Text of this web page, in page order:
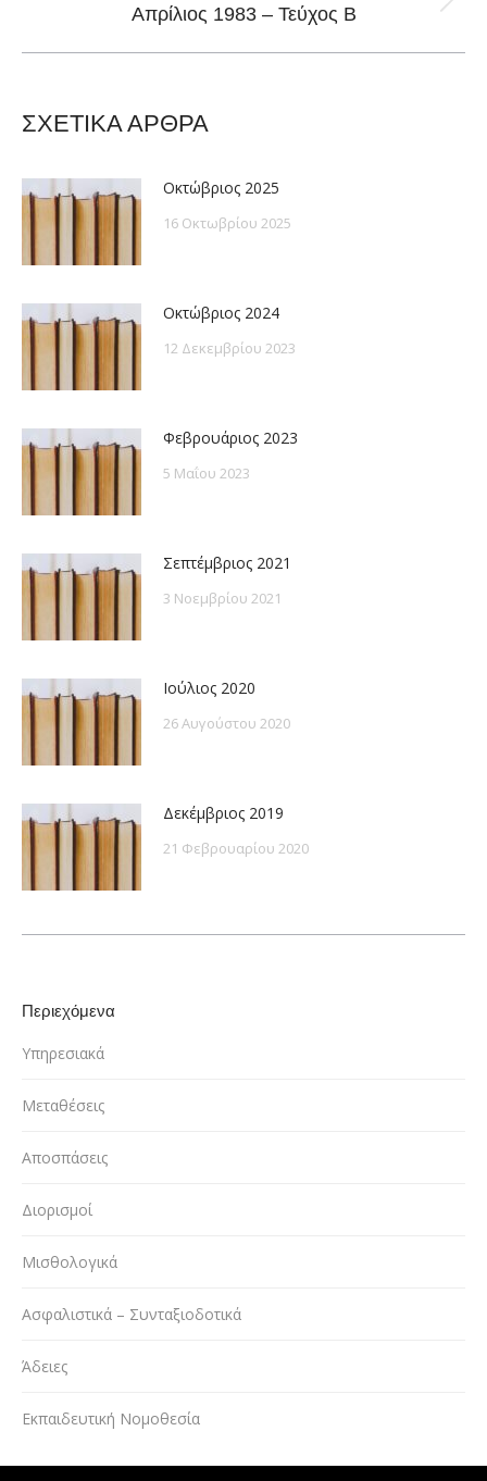
Next
Απρίλιος 1983 – Τεύχος Β
ΣΧΕΤΙΚΑ ΑΡΘΡΑ
Οκτώβριος 2025
16 Οκτωβρίου 2025
Οκτώβριος 2024
12 Δεκεμβρίου 2023
Φεβρουάριος 2023
5 Μαΐου 2023
Σεπτέμβριος 2021
3 Νοεμβρίου 2021
Ιούλιος 2020
26 Αυγούστου 2020
Δεκέμβριος 2019
21 Φεβρουαρίου 2020
Περιεχόμενα
Υπηρεσιακά
Μεταθέσεις
Αποσπάσεις
Διορισμοί
Μισθολογικά
Ασφαλιστικά – Συνταξιοδοτικά
Άδειες
Εκπαιδευτική Νομοθεσία